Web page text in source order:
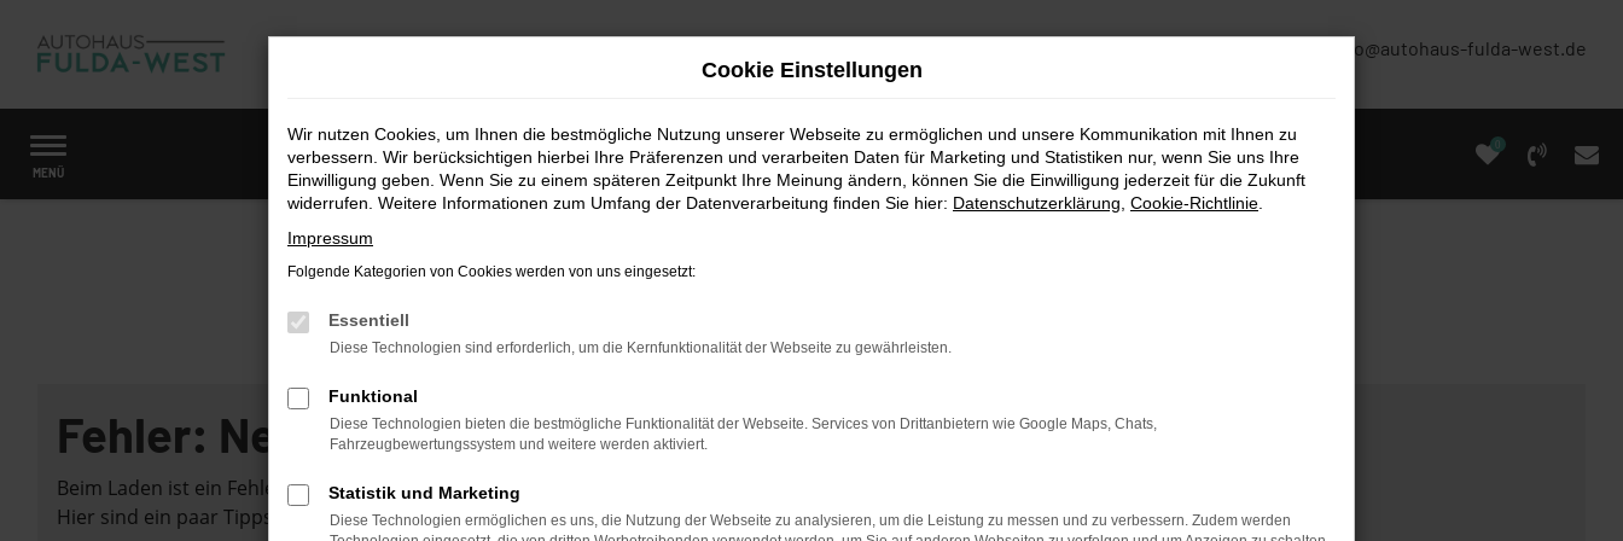
Zum
Hauptinhalt
info@autohaus-fulda-west.de
MENÜ
0
Startseite Fahrzeugmarkt
Fehler: Network Error
Beim Laden ist ein Fehler aufgetreten.
Hier sind ein paar Tipps, die dir helfen können:
Cookie Einstellungen
Wir nutzen Cookies, um Ihnen die bestmögliche Nutzung unserer Webseite zu ermöglichen und unsere Kommunikation mit Ihnen zu
verbessern. Wir berücksichtigen hierbei Ihre Präferenzen und verarbeiten Daten für Marketing und Statistiken nur, wenn Sie uns Ihre
Einwilligung geben. Wenn Sie zu einem späteren Zeitpunkt Ihre Meinung ändern, können Sie die Einwilligung jederzeit für die Zukunft
widerrufen. Weitere Informationen zum Umfang der Datenverarbeitung finden Sie hier: Datenschutzerklärung Cookie-Richtlinie
Impressum
Folgende Kategorien von Cookies werden von uns eingesetzt:
Essentiell
Diese Technologien sind erforderlich, um die Kernfunktionalität der Webseite zu gewährleisten.
Funktional
Diese Technologien bieten die bestmögliche Funktionalität der Webseite. Services von Drittanbietern wie Google Maps, Chats,
Fahrzeugbewertungssystem und weitere werden aktiviert.
Statistik und Marketing
Diese Technologien ermöglichen es uns, die Nutzung der Webseite zu analysieren, um die Leistung zu messen und zu verbessern. Zudem werden